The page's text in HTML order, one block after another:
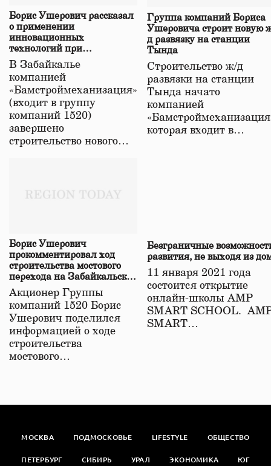
Борис Ушерович рассказал
о применении
инновационных
технологий при
строительстве нового моста
в Забайкалье
В Забайкалье
компанией
«Бамстроймеханизация»
(входит в группу
компаний 1520)
завершено
строительство нового…
Группа компаний Бориса
Ушеровича строит новую
д развязку на станции
Тында
Строительство ж/д
развязки на станции
Тында начато
компанией
которая входит в…
Борис Ушерович
прокомментировал ход
строительства мостового
перехода на Забайкальской
железной дороге
Акционер Группы
компаний 1520 Борис
Ушерович поделился
информацией о ходе
строительства
мостового…
Безграничные
развития, не выходя из
11 января 2021 года
состоится открытие
онлайн-школы АМР
SMART SCHOOL.
SMART…
МОСКВА ПОДМОСКОВЬЕ LIFESTYLE ОБЩЕСТВО
ПЕТЕРБУРГ СИБИРЬ УРАЛ ЭКОНОМИКА ЮГ